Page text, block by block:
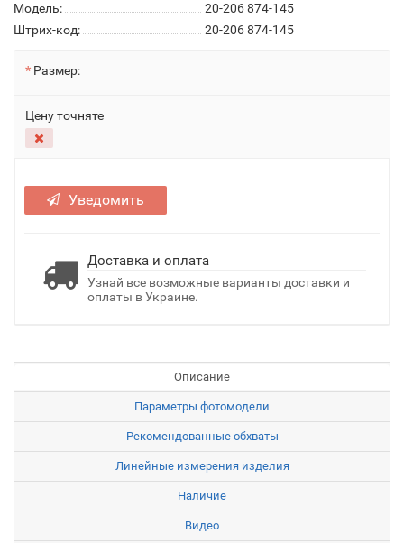
Модель:
20-206 874-145
Штрих-код:
20-206 874-145
Размер:
Цену точняте
Уведомить
Доставка и оплата
Узнай все возможные варианты доставки и
оплаты в Украине.
Описание
Параметры фотомодели
Рекомендованные обхваты
Линейные измерения изделия
Наличие
Видео